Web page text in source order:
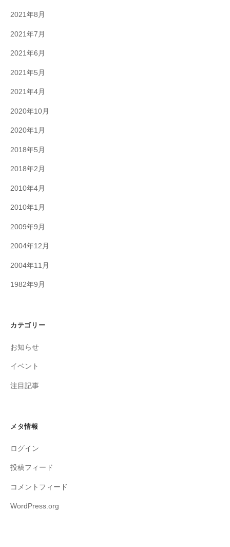
2021年8月
2021年7月
2021年6月
2021年5月
2021年4月
2020年10月
2020年1月
2018年5月
2018年2月
2010年4月
2010年1月
2009年9月
2004年12月
2004年11月
1982年9月
カテゴリー
お知らせ
イベント
注目記事
メタ情報
ログイン
投稿フィード
コメントフィード
WordPress.org